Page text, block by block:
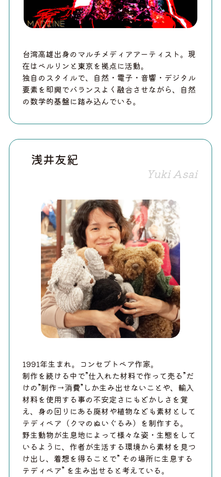
台湾高雄出身のマルチメディアアーティスト。現
在はベルリンと東京を拠点に活動。
独自のスタイルで、自然・電子・音響・デジタル
要素を即興でバランスよく融合させながら、自然
の数学的基盤に踏み込んでいる。
浅井友紀
Yuki Asai
1991年生まれ。コンセプトベア作家。
制作を続ける中で”仕入れた材料で作って売る”だ
けの”制作→消費”しか生み出せないことや、輸入
材料を使用する事の不安定さにもどかしさを覚
え、身の回りにある廃材や植物なども素材として
テディベア（クマのぬいぐるみ）を制作する。
野生動物が生息地によって様々な姿・生態をして
いるように、作者が生活する環境から素材を見つ
け出し、着想を得ることで” その場所に生息する
テディベア” を生み出せると考えている。